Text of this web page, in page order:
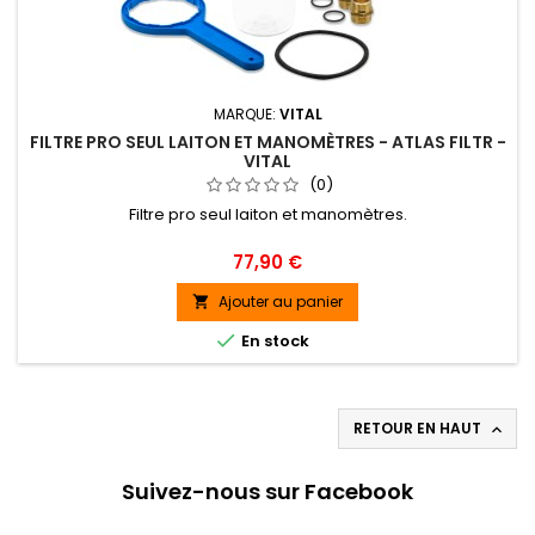
MARQUE: VITAL
FILTRE PRO SEUL LAITON ET MANOMÈTRES - ATLAS FILTR -
VITAL
(0)
Filtre pro seul laiton et manomètres.
Prix
77,90 €
 Ajouter au panier
 En stock
RETOUR EN HAUT 
Suivez-nous sur Facebook